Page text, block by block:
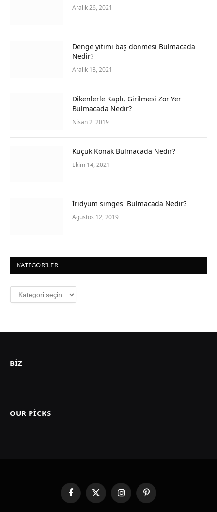
Aralık 26, 2021
Denge yitimi baş dönmesi Bulmacada
Nedir?
Aralık 18, 2021
Dikenlerle Kaplı, Girilmesi Zor Yer
Bulmacada Nedir?
Nisan 2, 2019
Küçük Konak Bulmacada Nedir?
Ekim 14, 2021
İridyum simgesi Bulmacada Nedir?
Ağustos 12, 2019
KATEGORILER
Kategoriler
BIZ
OUR PICKS
FacebookX
(Twitter)
InstagramPinterest